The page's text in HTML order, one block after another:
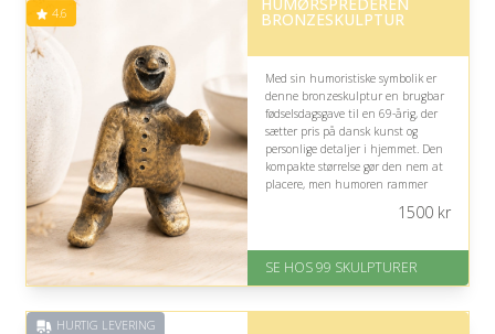
4.6 BRONZESKULPTUR
Med sin humoristiske symbolik er
denne bronzeskulptur en brugbar
fødselsdagsgave til en 69-årig, der
sætter pris på dansk kunst og
personlige detaljer i hjemmet. Den
kompakte størrelse gør den nem at
placere, men humoren rammer
På lager
Levering: 1-2 dage
Fremragende Trustpilot rating
1500kr
SE HOS 99 SKULPTURER
HURTIG LEVERING